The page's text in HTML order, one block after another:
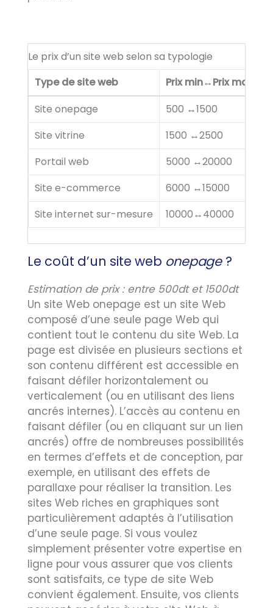
Le prix d’un site web selon sa typologie
Type de site web
Prix min↔Prix
Site onepage
500 ↔1500
Site vitrine
1500 ↔2500
Portail web
5000 ↔20000
Site e-commerce
6000 ↔15000
Site internet sur-mesure
10000↔40000
Le coût d’un site web onepage?
Estimation de prix : entre 500dt et 1500dt
Un site Web onepage est un site Web
composé d’une seule page Web qui
contient tout le contenu du site Web. La
page est divisée en plusieurs sections et
son contenu différent est accessible en
faisant défiler horizontalement ou
verticalement (ou en utilisant des liens
ancrés internes). L’accès au contenu en
faisant défiler (ou en cliquant sur un lien
ancrés) offre de nombreuses possibilités
en termes d’effets et de conception, par
exemple, en utilisant des effets de
parallaxe pour réaliser la transition. Les
sites Web riches en graphiques sont
particulièrement adaptés à l’utilisation
d’une seule page. Si vous voulez
simplement présenter votre expertise en
ligne pour vous assurer que vos clients
sont satisfaits, ce type de site Web
convient également. Ensuite, vos clients